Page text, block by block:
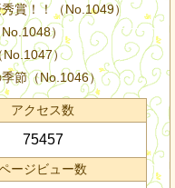
賞！！（No.1049）
）
）
節（No.1046）
アクセス数
75457
ージビュー数